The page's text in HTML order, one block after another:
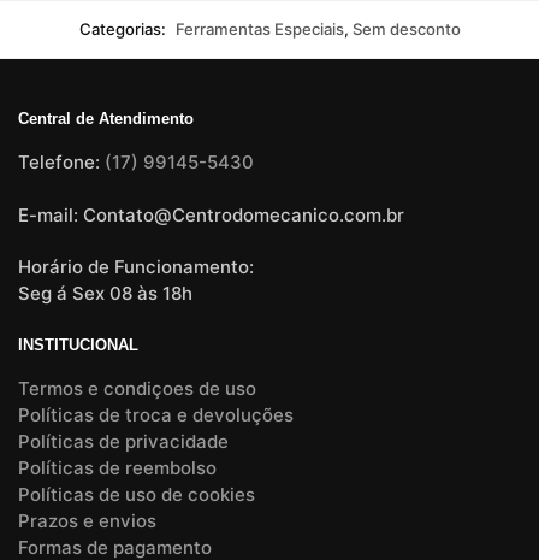
Categorias: Ferramentas Especiais, Sem desconto
Central de Atendimento
Telefone: (17) 99145-5430
E-mail: Contato@Centrodomecanico.com.br
Horário de Funcionamento:
Seg á Sex 08 às 18h
INSTITUCIONAL
Termos e condiçoes de uso
Políticas de troca e devoluções
Políticas de privacidade
Políticas de reembolso
Políticas de uso de cookies
Prazos e envios
Formas de pagamento